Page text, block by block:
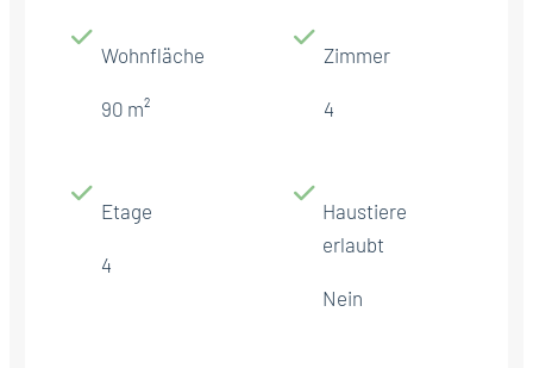
Wohnfläche
90 m²
Zimmer
4
Etage
4
Haustiere
erlaubt
Nein